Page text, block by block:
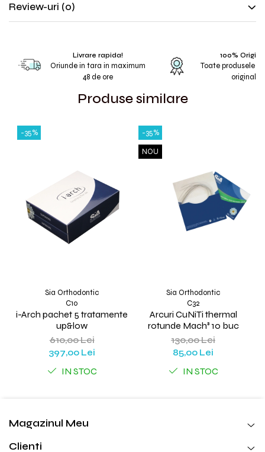
Review-uri (0)
Livrare rapida!
Oriunde in tara in maximum
48 de ore
100%
Toate produsele
originale
Produse similare
-35%
Sia Orthodontic
C10
i-Arch pachet 5 tratamente
up&low
610,00 Lei
397,00 Lei
IN STOC
-35%
NOU
Sia Orthodontic
C32
Arcuri CuNiTi thermal
rotunde Mach³ 10 buc
130,00 Lei
85,00 Lei
IN STOC
Magazinul Meu
Clienti